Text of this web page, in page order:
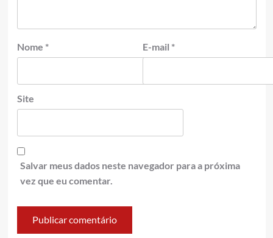
Nome * E-mail *
Site
Salvar meus dados neste navegador para a próxima
vez que eu comentar.